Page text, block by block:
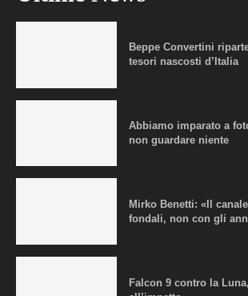
Beppe Convertini
tesori nascosti d’Italia
Abbiamo imparato a
non guardare niente
Mirko Benetti: «Il
fondali, non con gli
Falcon 9 contro la